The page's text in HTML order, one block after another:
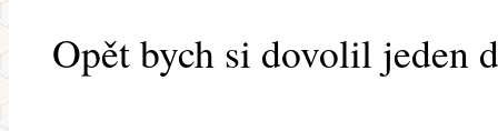
Opět bych si dovolil jeden